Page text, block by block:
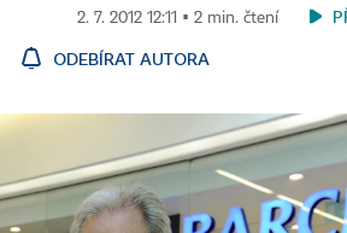
2. 7. 2012 12:11 ▪ 2 min. čtení
ODEBÍRAT AUTORA